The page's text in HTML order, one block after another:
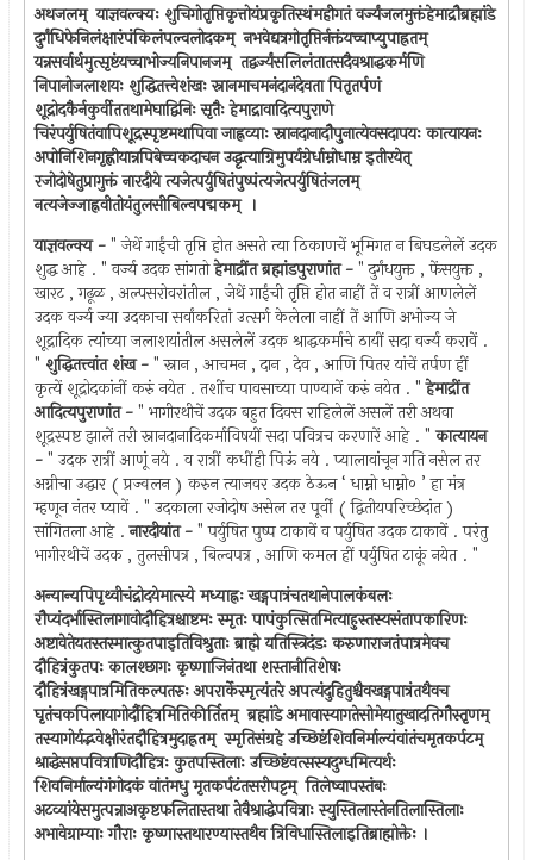
अथजलम् ‍ याज्ञवल्क्यः शुचिगोतृप्तिकृत्तोयंप्रकृतिस्थंमहीगतं वर्ज्यंजलमुक्तंहेमाद्रौब्रह्मांडे
दुर्गंधिफेनिलंक्षारंपंकिलंपल्वलोदकम् ‍ नभवेद्यत्रगोतृप्तिर्नक्तंयच्चाप्युपाह्रतम् ‍
यन्नसर्वार्थमुत्सृष्टंयच्चाभोज्यनिपानजम् ‍ तद्वर्ज्यंसलिलंतातसदैवश्राद्धकर्मणि
निपानोजलाशयः शुद्धितत्त्वेशंखः स्नानमाचमनंदानंदेवता पितृतर्पणं
शूद्रोदकैर्नकुर्वीततथामेघाद्विनिः सृतैः हेमाद्रावादित्यपुराणे
चिरंपर्युषितंवापिशूद्रस्पृष्टमथापिवा जाह्नव्याः स्नानदानादौपुनात्येवसदापयः कात्यायनः
अपोनिशिनगृह्णीयान्नपिबेच्चकदाचन उद्धृत्याग्निमुपर्यग्नेर्धाम्नोधाम्न इतीरयेत् ‍
रजोदोषेतुप्रागुक्तं नारदीये त्यजेत्पर्युषितंपुष्पंत्यजेत्पर्युषितंजलम् ‍
नत्यजेज्जाह्नवीतोयंतुलसीबिल्वपद्मकम् ‍ ।
याज्ञवल्क्य -" जेथें गाईंची तृप्ति होत असते त्या ठिकाणचें भूमिगत न बिघडलेलें उदक
शुद्ध आहे . " वर्ज्य उदक सांगतोहेमाद्रींत ब्रह्मांडपुराणांत -" दुर्गंधयुक्त , फेंसयुक्त ,
खारट , गढूळ , अल्पसरोवरांतील , जेथें गाईंची तृप्ति होत नाहीं तें व रात्रीं आणलेलें
उदक वर्ज्य ज्या उदकाचा सर्वांकरितां उत्सर्ग केलेला नाहीं तें आणि अभोज्य जे
शूद्रादिक त्यांच्या जलाशयांतील असलेलें उदक श्राद्धकर्माचे ठायीं सदा वर्ज्य करावें .
" शुद्धितत्त्वांत शंख -" स्नान , आचमन , दान , देव , आणि पितर यांचें तर्पण हीं
कृत्यें शूद्रोदकांनीं करुं नयेत . तशींच पावसाच्या पाण्यानें करुं नयेत . "हेमाद्रींत
आदित्यपुराणांत -" भागीरथीचें उदक बहुत दिवस राहिलेलें असलें तरी अथवा
शूद्रस्पष्ट झालें तरी स्नानदानादिकर्माविषयीं सदा पवित्रच करणारें आहे . "कात्यायन
-" उदक रात्रीं आणूं नये . व रात्रीं कधींही पिऊं नये . प्यालावांचून गति नसेल तर
अग्नीचा उद्धार ( प्रज्वलन ) करुन त्याजवर उदक ठेऊन ‘ धाम्नो धाम्नो० ’ हा मंत्र
म्हणून नंतर प्यावें . " उदकाला रजोदोष असेल तर पूर्वीं ( द्वितीयपरिच्छेदांत )
सांगितला आहे .नारदीयांत -" पर्युषित पुष्प टाकावें व पर्युषित उदक टाकावें . परंतु
भागीरथीचें उदक , तुलसीपत्र , बिल्वपत्र , आणि कमल हीं पर्युषित टाकूं नयेत . "
अन्यान्यपिपृथ्वीचंद्रोदयेमात्स्ये मध्याह्नः खड्गपात्रंचतथानेपालकंबलः
रौप्यंदर्भास्तिलागावोदौहित्रश्चाष्टमः स्मृतः पापंकुत्सितमित्याहुस्तस्यसंतापकारिणः
अष्टावेतेयतस्तस्मात्कुतपाइतिविश्रुताः ब्राह्मे यतिस्त्रिदंडः करुणाराजतंपात्रमेवच
दौहित्रंकुतपः कालश्छागः कृष्णाजिनंतथा शस्तानीतिशेषः
दौहित्रंखड्गपात्रमितिकल्पतरुः अपरार्केस्मृत्यंतरे अपत्यंदुहितुश्चैवखड्गपात्रंतथैवच
घृतंचकपिलायागोर्दौहित्रमितिकीर्तितम् ‍ ब्रह्मांडे अमावास्यागतेसोमेयातुखादतिगौस्तृणम् ‍
तस्यागोर्यद्भवेक्षीरंतद्दौहित्रमुदाह्रतम् ‍ स्मृतिसंग्रहे उच्छिष्टंशिवनिर्माल्यंवांतंचमृतकर्पटम् ‍
श्राद्धेसप्तपवित्राणिदौहित्रः कुतपस्तिलाः उच्छिष्टंवत्सस्यदुग्धमित्यर्थः
शिवनिर्माल्यंगंगोदकं वांतंमधु मृतकर्पटंतसरीपट्टम् ‍ तिलेष्वापस्तंबः
अटव्यांयेसमुत्पन्नाअकृष्टफलितास्तथा तेवैश्राद्धेपवित्राः स्युस्तिलास्तेनतिलास्तिलाः
अभावेग्राम्याः गौराः कृष्णास्तथारण्यास्तथैव त्रिविधास्तिलाइतिब्राह्मोक्तेः ।